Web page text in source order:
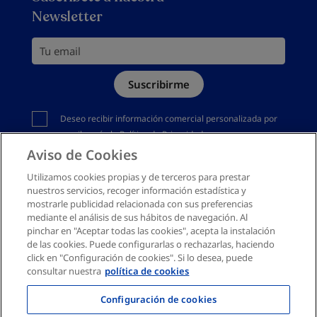
Política de devoluciones
Política de privacidad
Mapa del sitio
Newsletter
Tu email
Suscribirme
Debes aceptar la política de privacidad
Deseo recibir información comercial personalizada por
email según laPolítica de Privacidad
Aviso de Cookies
Utilizamos cookies propias y de terceros para prestar
nuestros servicios, recoger información estadística y
mostrarle publicidad relacionada con sus preferencias
mediante el análisis de sus hábitos de navegación. Al
pinchar en "Aceptar todas las cookies", acepta la instalación
de las cookies. Puede configurarlas o rechazarlas, haciendo
click en "Configuración de cookies". Si lo desea, puede
consultar nuestra política de cookies
Configuración de cookies